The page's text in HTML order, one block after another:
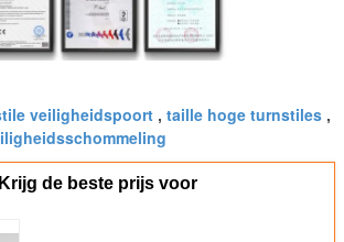
veiligheidspoort , taille hoge turnstiles ,
Krijg de beste prijs voor